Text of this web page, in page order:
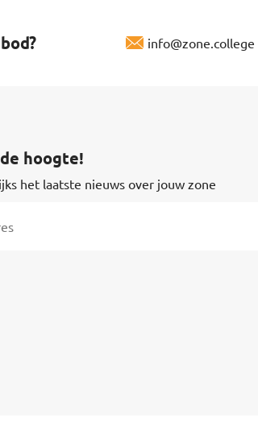
info@zone.college
hoogte!
het laatste nieuws over jouw zone